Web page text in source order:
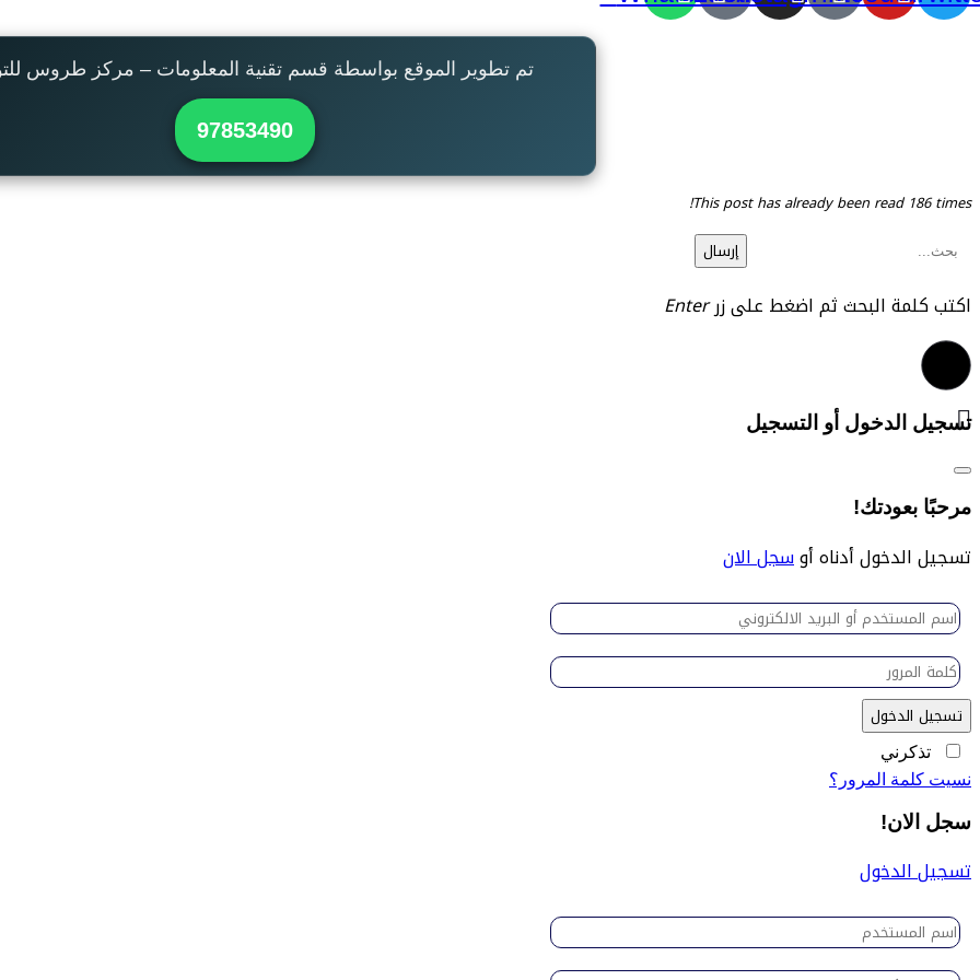
تم تطوير الموقع بواسطة قسم تقنية المعلومات – مركز طروس
97853490
This post has already been read 186 times!
إرسال
اكتب كلمة البحث ثم اضغط على زرEnter
تسجيل الدخول أو التسجيل
مرحبًا بعودتك!
تسجيل الدخول أدناه أوسجل الان
تسجيل الدخول
تذكرني
نسيت كلمة المرور؟
سجل الان!
تسجيل الدخول